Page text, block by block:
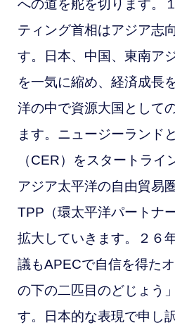
への道を舵を切ります。
ティング首相はアジア志
す。日本、中国、東南ア
を一気に縮め、経済成長
洋の中で資源大国として
ます。ニュージーランド
（CER）をスタートライ
アジア太平洋の自由貿易
TPP（環太平洋パートナ
拡大していきます。２６
議もAPECで自信を得た
の下の二匹目のどじょう
す。日本的な表現で申し